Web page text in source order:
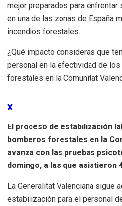
mejor preparados para
en una de las zonas de España
incendios forestales.
¿Qué impacto consideras que
personal en la efectividad de
forestales en la Comunitat
x
El proceso de estabilización
bomberos forestales en la
avanza con las pruebas
domingo, a las que asistieron
La Generalitat Valenciana sigue
estabilización para el personal